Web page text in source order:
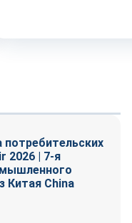
2026 | 7-я
Китая China